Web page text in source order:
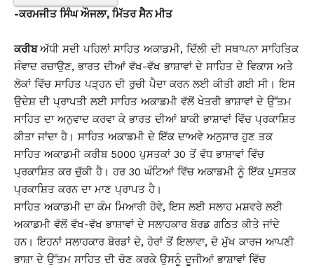
-ਕਰਮਜੀਤ ਸਿੰਘ ਔਜਲਾ, ਮਿੱਤਰ ਸੈਨ ਮੀਤ
ਕਰੀਬਅੱਧੀ ਸਦੀ ਪਹਿਲਾਂ ਸਾਹਿਤ ਅਕਾਡਮੀ, ਦਿੱਲੀ ਦੀ ਸਥਾਪਨਾ ਸਾਹਿਤਿਕ
ਸੰਵਾਦ ਰਚਾਉਣ, ਭਾਰਤ ਦੀਆਂ ਵੱਖ-ਵੱਖ ਭਾਸ਼ਾਵਾਂ ਦੇ ਸਾਹਿਤ ਦੇ ਵਿਕਾਸ ਅਤੇ
ਲੋਕਾਂ ਵਿੱਚ ਸਾਹਿਤ ਪੜ੍ਹਨ ਦੀ ਰੁਚੀ ਪੈਦਾ ਕਰਨ ਲਈ ਕੀਤੀ ਗਈ ਸੀ। ਇਸ
ਉਦੇਸ਼ ਦੀ ਪ੍ਰਾਪਤੀ ਲਈ ਸਾਹਿਤ ਅਕਾਡਮੀ ਵੱਲੋਂ ਖੇਤਰੀ ਭਾਸ਼ਾਵਾਂ ਦੇ ਉੱਤਮ
ਸਾਹਿਤ ਦਾ ਅਨੁਵਾਦ ਕਰਵਾ ਕੇ ਭਾਰਤ ਦੀਆਂ ਬਾਕੀ ਭਾਸ਼ਾਵਾਂ ਵਿੱਚ ਪ੍ਰਕਾਸ਼ਿਤ
ਕੀਤਾ ਜਾਂਦਾ ਹੈ। ਸਾਹਿਤ ਅਕਾਡਮੀ ਦੇ ਇੱਕ ਦਾਅਵੇ ਅਨੁਸਾਰ ਹੁਣ ਤਕ
ਸਾਹਿਤ ਅਕਾਡਮੀ ਕਰੀਬ 5000 ਪੁਸਤਕਾਂ 30 ਤੋਂ ਵੱਧ ਭਾਸ਼ਾਵਾਂ ਵਿੱਚ
ਪ੍ਰਕਾਸ਼ਿਤ ਕਰ ਚੁੱਕੀ ਹੈ। ਹਰ 30 ਘੰਟਿਆਂ ਵਿੱਚ ਅਕਾਡਮੀ ਨੂੰ ਇੱਕ ਪੁਸਤਕ
ਪ੍ਰਕਾਸ਼ਿਤ ਕਰਨ ਦਾ ਮਾਣ ਪ੍ਰਾਪਤ ਹੈ।
ਸਾਹਿਤ ਅਕਾਡਮੀ ਦਾ ਕੰਮ ਮਿਆਰੀ ਹੋਵੇ, ਇਸ ਲਈ ਸਲਾਹ ਮਸ਼ਵਰੇ ਲਈ
ਅਕਾਡਮੀ ਵੱਲੋਂ ਵੱਖ-ਵੱਖ ਭਾਸ਼ਾਵਾਂ ਦੇ ਸਲਾਹਕਾਰ ਬੋਰਡ ਗਠਿਤ ਕੀਤੇ ਜਾਂਦੇ
ਹਨ। ਇਹਨਾਂ ਸਲਾਹਕਾਰ ਬੋਰਡਾਂ ਦੇ, ਹੋਰਾਂ ਤੋਂ ਇਲਾਵਾ, ਦੋ ਮੁੱਖ ਕਾਰਜ ਆਪਣੀ
ਭਾਸ਼ਾ ਦੇ ਉੱਤਮ ਸਾਹਿਤ ਦੀ ਚੋਣ ਕਰਕੇ ਉਸਨੂੰ ਦੂਜੀਆਂ ਭਾਸ਼ਾਵਾਂ ਵਿੱਚ